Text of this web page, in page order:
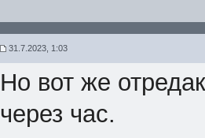
31.7.2023, 1:03
Но вот же
через час.